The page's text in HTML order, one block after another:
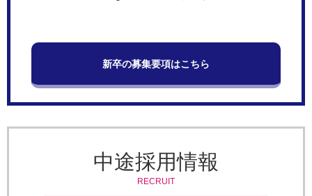
新卒の募集要項はこちら
中途採用情報
RECRUIT